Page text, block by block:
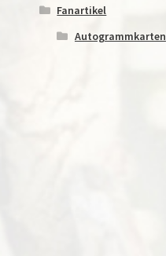
Fanartikel
Autogrammkarten